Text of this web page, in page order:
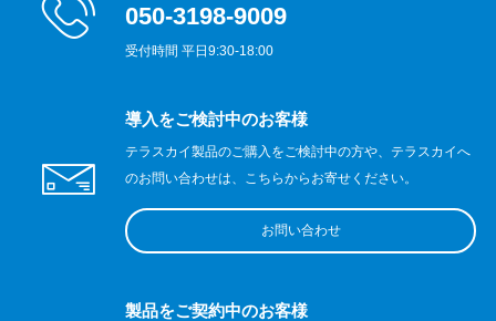
050-3198-9009
受付時間 平日9:30-18:00
導入をご検討中のお客様
テラスカイ製品のご購入をご検討中の方や、テラスカイへ
のお問い合わせは、こちらからお寄せください。
お問い合わせ
製品をご契約中のお客様